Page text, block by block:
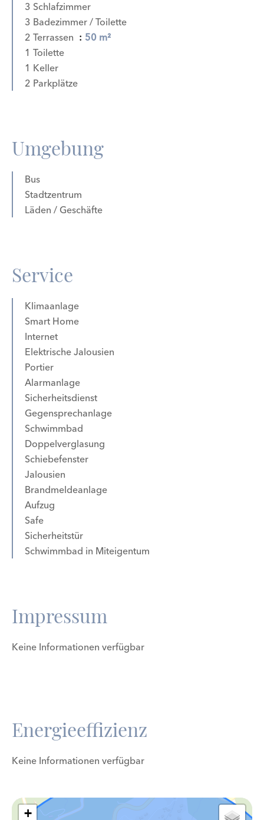
3 Schlafzimmer
3 Badezimmer / Toilette
2 Terrassen
50 m²
1 Toilette
1 Keller
2 Parkplätze
Umgebung
Bus
Stadtzentrum
Läden / Geschäfte
Service
Klimaanlage
Smart Home
Internet
Elektrische Jalousien
Portier
Alarmanlage
Sicherheitsdienst
Gegensprechanlage
Schwimmbad
Doppelverglasung
Schiebefenster
Jalousien
Brandmeldeanlage
Aufzug
Safe
Sicherheitstür
Schwimmbad in Miteigentum
Impressum
Keine Informationen verfügbar
Energieeffizienz
Keine Informationen verfügbar
+